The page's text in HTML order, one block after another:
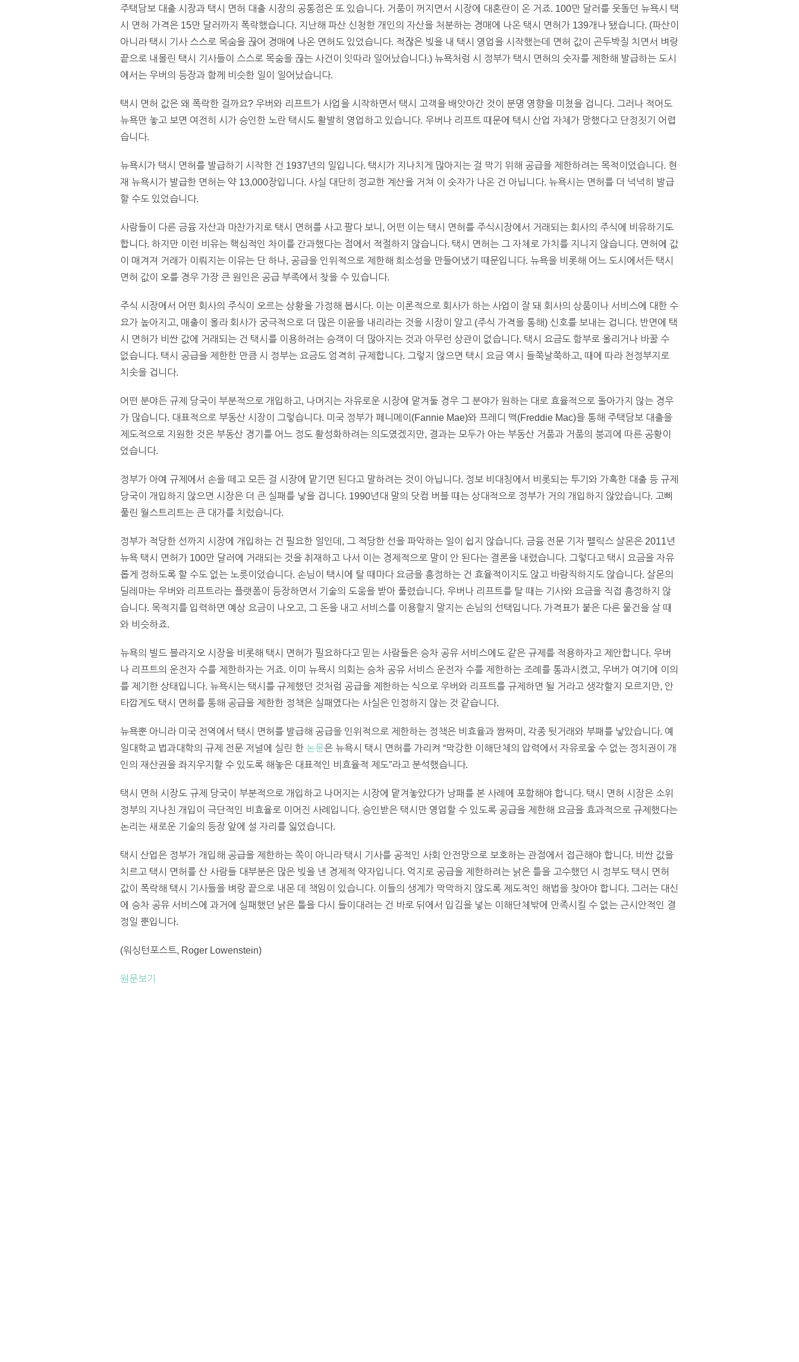
주택담보 대출 시장과 택시 면허 대출 시장의 공통점은 또 있습니다. 거품이 꺼지면서 시장에 대혼란이 온 거죠. 100만 달러를 웃돌던 뉴욕시 택
시 면허 가격은 15만 달러까지 폭락했습니다. 지난해 파산 신청한 개인의 자산을 처분하는 경매에 나온 택시 면허가 139개나 됐습니다. (파산이
아니라 택시 기사 스스로 목숨을 끊어 경매에 나온 면허도 있었습니다. 적잖은 빚을 내 택시 영업을 시작했는데 면허 값이 곤두박질 치면서 벼랑
끝으로 내몰린 택시 기사들이 스스로 목숨을 끊는 사건이 잇따라 일어났습니다.) 뉴욕처럼 시 정부가 택시 면허의 숫자를 제한해 발급하는 도시
에서는 우버의 등장과 함께 비슷한 일이 일어났습니다.
택시 면허 값은 왜 폭락한 걸까요? 우버와 리프트가 사업을 시작하면서 택시 고객을 배앗아간 것이 분명 영향을 미쳤을 겁니다. 그러나 적어도
뉴욕만 놓고 보면 여전히 시가 승인한 노란 택시도 활발히 영업하고 있습니다. 우버나 리프트 때문에 택시 산업 자체가 망했다고 단정짓기 어렵
습니다.
뉴욕시가 택시 면허를 발급하기 시작한 건 1937년의 일입니다. 택시가 지나치게 많아지는 걸 막기 위해 공급을 제한하려는 목적이었습니다. 현
재 뉴욕시가 발급한 면허는 약 13,000장입니다. 사실 대단히 정교한 계산을 거쳐 이 숫자가 나온 건 아닙니다. 뉴욕시는 면허를 더 넉넉히 발급
할 수도 있었습니다.
사람들이 다른 금융 자산과 마찬가지로 택시 면허를 사고 팔다 보니, 어떤 이는 택시 면허를 주식시장에서 거래되는 회사의 주식에 비유하기도
합니다. 하지만 이런 비유는 핵심적인 차이를 간과했다는 점에서 적절하지 않습니다. 택시 면허는 그 자체로 가치를 지니지 않습니다. 면허에 값
이 매겨져 거래가 이뤄지는 이유는 단 하나, 공급을 인위적으로 제한해 희소성을 만들어냈기 때문입니다. 뉴욕을 비롯해 어느 도시에서든 택시
면허 값이 오를 경우 가장 큰 원인은 공급 부족에서 찾을 수 있습니다.
주식 시장에서 어떤 회사의 주식이 오르는 상황을 가정해 봅시다. 이는 이론적으로 회사가 하는 사업이 잘 돼 회사의 상품이나 서비스에 대한 수
요가 높아지고, 매출이 올라 회사가 궁극적으로 더 많은 이윤을 내리라는 것을 시장이 알고 (주식 가격을 통해) 신호를 보내는 겁니다. 반면에 택
시 면허가 비싼 값에 거래되는 건 택시를 이용하려는 승객이 더 많아지는 것과 아무런 상관이 없습니다. 택시 요금도 함부로 올리거나 바꿀 수
없습니다. 택시 공급을 제한한 만큼 시 정부는 요금도 엄격히 규제합니다. 그렇지 않으면 택시 요금 역시 들쭉날쭉하고, 때에 따라 천정부지로
치솟을 겁니다.
어떤 분야든 규제 당국이 부분적으로 개입하고, 나머지는 자유로운 시장에 맡겨둘 경우 그 분야가 원하는 대로 효율적으로 돌아가지 않는 경우
가 많습니다. 대표적으로 부동산 시장이 그렇습니다. 미국 정부가 페니메이(Fannie Mae)와 프레디 맥(Freddie Mac)을 통해 주택담보 대출을
제도적으로 지원한 것은 부동산 경기를 어느 정도 활성화하려는 의도였겠지만, 결과는 모두가 아는 부동산 거품과 거품의 붕괴에 따른 공황이
었습니다.
정부가 아예 규제에서 손을 떼고 모든 걸 시장에 맡기면 된다고 말하려는 것이 아닙니다. 정보 비대칭에서 비롯되는 투기와 가혹한 대출 등 규제
당국이 개입하지 않으면 시장은 더 큰 실패를 낳을 겁니다. 1990년대 말의 닷컴 버블 때는 상대적으로 정부가 거의 개입하지 않았습니다. 고삐
풀린 월스트리트는 큰 대가를 치렀습니다.
정부가 적당한 선까지 시장에 개입하는 건 필요한 일인데, 그 적당한 선을 파악하는 일이 쉽지 않습니다. 금융 전문 기자 펠릭스 살몬은 2011년
뉴욕 택시 면허가 100만 달러에 거래되는 것을 취재하고 나서 이는 경제적으로 말이 안 된다는 결론을 내렸습니다. 그렇다고 택시 요금을 자유
롭게 정하도록 할 수도 없는 노릇이었습니다. 손님이 택시에 탈 때마다 요금을 흥정하는 건 효율적이지도 않고 바람직하지도 않습니다. 살몬의
딜레마는 우버와 리프트라는 플랫폼이 등장하면서 기술의 도움을 받아 풀렸습니다. 우버나 리프트를 탈 때는 기사와 요금을 직접 흥정하지 않
습니다. 목적지를 입력하면 예상 요금이 나오고, 그 돈을 내고 서비스를 이용할지 말지는 손님의 선택입니다. 가격표가 붙은 다른 물건을 살 때
와 비슷하죠.
뉴욕의 빌드 블라지오 시장을 비롯해 택시 면허가 필요하다고 믿는 사람들은 승차 공유 서비스에도 같은 규제를 적용하자고 제안합니다. 우버
나 리프트의 운전자 수를 제한하자는 거죠. 이미 뉴욕시 의회는 승차 공유 서비스 운전자 수를 제한하는 조례를 통과시켰고, 우버가 여기에 이의
를 제기한 상태입니다. 뉴욕시는 택시를 규제했던 것처럼 공급을 제한하는 식으로 우버와 리프트를 규제하면 될 거라고 생각할지 모르지만, 안
타깝게도 택시 면허를 통해 공급을 제한한 정책은 실패였다는 사실은 인정하지 않는 것 같습니다.
뉴욕뿐 아니라 미국 전역에서 택시 면허를 발급해 공급을 인위적으로 제한하는 정책은 비효율과 짬짜미, 각종 뒷거래와 부패를 낳았습니다. 예
일대학교 법과대학의 규제 전문 저널에 실린 한 논문은 뉴욕시 택시 면허를 가리켜 “막강한 이해단체의 압력에서 자유로울 수 없는 정치권이 개
인의 재산권을 좌지우지할 수 있도록 해놓은 대표적인 비효율적 제도”라고 분석했습니다.
택시 면허 시장도 규제 당국이 부분적으로 개입하고 나머지는 시장에 맡겨놓았다가 낭패를 본 사례에 포함해야 합니다. 택시 면허 시장은 소위
정부의 지나친 개입이 극단적인 비효율로 이어진 사례입니다. 승인받은 택시만 영업할 수 있도록 공급을 제한해 요금을 효과적으로 규제했다는
논리는 새로운 기술의 등장 앞에 설 자리를 잃었습니다.
택시 산업은 정부가 개입해 공급을 제한하는 쪽이 아니라 택시 기사를 공적인 사회 안전망으로 보호하는 관점에서 접근해야 합니다. 비싼 값을
치르고 택시 면허를 산 사람들 대부분은 많은 빚을 낸 경제적 약자입니다. 억지로 공급을 제한하려는 낡은 틀을 고수했던 시 정부도 택시 면허
값이 폭락해 택시 기사들을 벼랑 끝으로 내몬 데 책임이 있습니다. 이들의 생계가 막막하지 않도록 제도적인 해법을 찾아야 합니다. 그러는 대신
에 승차 공유 서비스에 과거에 실패했던 낡은 틀을 다시 들이대려는 건 바로 뒤에서 입김을 넣는 이해단체밖에 만족시킬 수 없는 근시안적인 결
정일 뿐입니다.
(워싱턴포스트, Roger Lowenstein)
원문보기